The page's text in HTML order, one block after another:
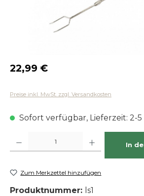
Regulärer Preis:
22,99 €
Preise inkl. MwSt. zzgl. Versandkosten
Sofort verfügbar, Lieferzeit: 2-5
In
Zum Merkzettel hinzufügen
Produktnummer: ls1